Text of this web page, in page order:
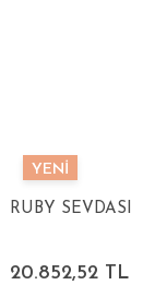
YENİ
RUBY SEVDASI
20.852,52 TL